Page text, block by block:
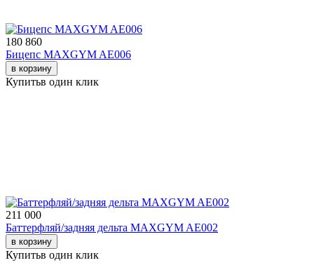
180 860
Бицепс MAXGYM AE006
в корзину
Купитьв один клик
211 000
Баттерфляй/задняя дельта MAXGYM AE002
в корзину
Купитьв один клик